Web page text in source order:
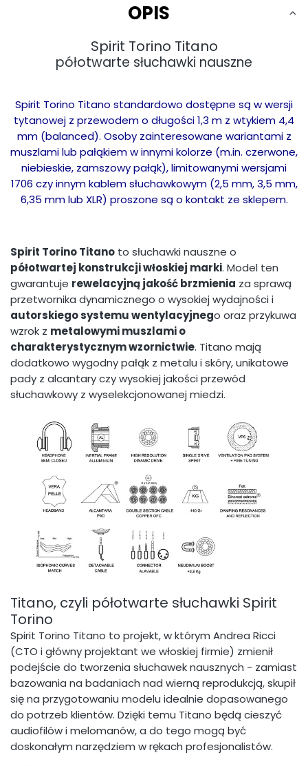
OPIS
Spirit Torino Titano
półotwarte słuchawki nauszne
Spirit Torino Titano standardowo dostępne są w wersji
tytanowej z przewodem o długości 1,3 m z wtykiem 4,4
mm (balanced). Osoby zainteresowane wariantami z
muszlami lub pałąkiem w innymi kolorze (m.in. czerwone,
niebieskie, zamszowy pałąk), limitowanymi wersjami
1706 czy innym kablem słuchawkowym (2,5 mm, 3,5 mm,
6,35 mm lub XLR) proszone są o kontakt ze sklepem.
Spirit Torino Titano to słuchawki nauszne o
półotwartej konstrukcji włoskiej marki. Model ten
gwarantuje rewelacyjną jakość brzmienia za sprawą
przetwornika dynamicznego o wysokiej wydajności i
autorskiego systemu wentylacyjnego oraz przykuwa
wzrok z metalowymi muszlami o
charakterystycznym wzornictwie. Titano mają
dodatkowo wygodny pałąk z metalu i skóry, unikatowe
pady z alcantary czy wysokiej jakości przewód
słuchawkowy z wyselekcjonowanej miedzi.
Titano, czyli półotwarte słuchawki Spirit
Torino
Spirit Torino Titano to projekt, w którym Andrea Ricci
(CTO i główny projektant we włoskiej firmie) zmienił
podejście do tworzenia słuchawek nausznych - zamiast
bazowania na badaniach nad wierną reprodukcją, skupił
się na przygotowaniu modelu idealnie dopasowanego
do potrzeb klientów. Dzięki temu Titano będą cieszyć
audiofilów i melomanów, a do tego mogą być
doskonałym narzędziem w rękach profesjonalistów.